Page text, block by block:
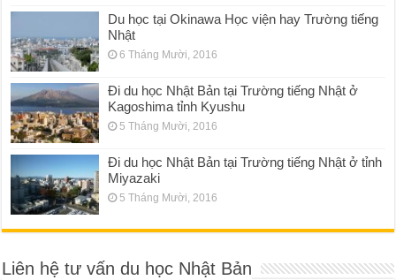
Du học tại Okinawa Học viện hay Trường tiếng
Nhật
6 Tháng Mười, 2016
Đi du học Nhật Bản tại Trường tiếng Nhật ở
Kagoshima tỉnh Kyushu
5 Tháng Mười, 2016
Đi du học Nhật Bản tại Trường tiếng Nhật ở tỉnh
Miyazaki
5 Tháng Mười, 2016
Liên hệ tư vấn du học Nhật Bản